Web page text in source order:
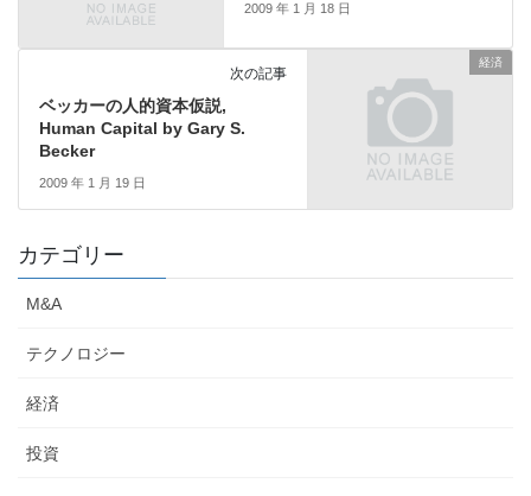
2009 年 1 月 18 日
経済
次の記事
ベッカーの人的資本仮説,
Human Capital by Gary S.
Becker
2009 年 1 月 19 日
カテゴリー
M&A
テクノロジー
経済
投資